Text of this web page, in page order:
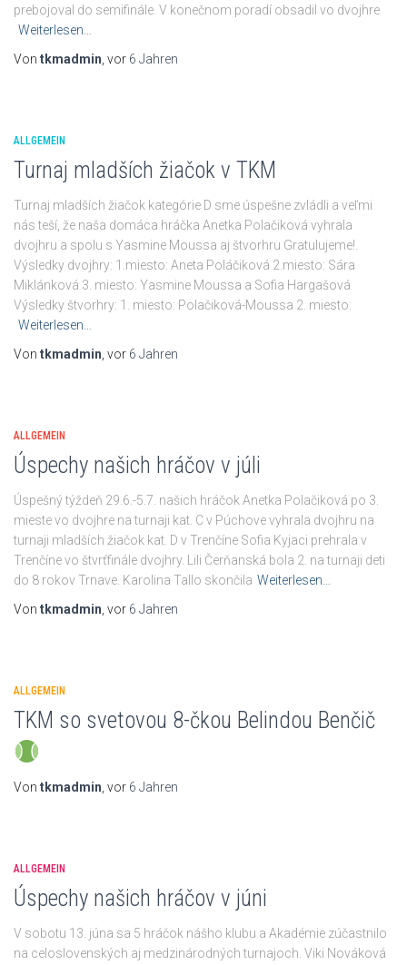
prebojoval do semifinále. V konečnom poradí obsadil vo dvojhre
Weiterlesen…
Von tkmadmin , vor 6 Jahren
ALLGEMEIN
Turnaj mladších žiačok v TKM
Turnaj mladších žiačok kategórie D sme úspešne zvládli a veľmi
nás teší, že naša domáca hráčka Anetka Polačiková vyhrala
dvojhru a spolu s Yasmine Moussa aj štvorhru Gratulujeme!.
Výsledky dvojhry: 1.miesto: Aneta Poláčiková 2.miesto: Sára
Miklánková 3. miesto: Yasmine Moussa a Sofia Hargašová
Výsledky štvorhry: 1. miesto: Polačiková-Moussa 2. miesto:
Weiterlesen…
Von tkmadmin , vor 6 Jahren
ALLGEMEIN
Úspechy našich hráčov v júli
Úspešný týždeň 29.6.-5.7. našich hráčok Anetka Polačiková po 3.
mieste vo dvojhre na turnaji kat. C v Púchove vyhrala dvojhru na
turnaji mladších žiačok kat. D v Trenčíne Sofia Kyjaci prehrala v
Trenčíne vo štvrťfinále dvojhry. Lili Čerňanská bola 2. na turnaji deti
do 8 rokov Trnave. Karolina Tallo skončila Weiterlesen…
Von tkmadmin , vor 6 Jahren
ALLGEMEIN
TKM so svetovou 8-čkou Belindou Benčič
Von tkmadmin , vor 6 Jahren
ALLGEMEIN
Úspechy našich hráčov v júni
V sobotu 13. júna sa 5 hráčok nášho klubu a Akadémie zúčastnilo
na celoslovenských aj medzinárodných turnajoch. Viki Nováková